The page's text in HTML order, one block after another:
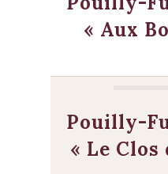
Pouilly-
« Aux
Pouilly-
« Le Clos